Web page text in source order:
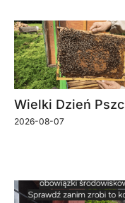
Wielki Dzień
2026-08-07